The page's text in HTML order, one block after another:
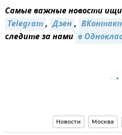
Самые важные новости
Telegram, Дзен,
следите за нами в
Новости Москва